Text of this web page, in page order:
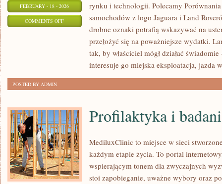
FEBRUARY - 18 - 2026
COMMENTS OFFON
KONFIGURATORY
PERSONALIZACJA
rynku i technologii. Polecamy
samochodów z logo Jaguara i Land
drobne oznaki potrafią wskazywać na
przełożyć się na poważniejsze wydatki.
tak, by właściciel mógł działać
interesuje go miejska eksploatacja, jazda
POSTED BY ADMIN
Profilaktyka i
MediluxClinic to miejsce w sieci
każdym etapie życia. To portal
wspierającym tonem dla zwyczajnych
stoi zapobieganie, uważne wybory oraz